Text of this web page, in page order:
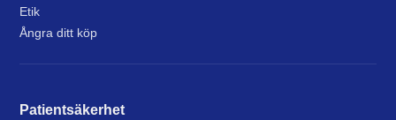
Etik
Ångra ditt köp
Patientsäkerhet